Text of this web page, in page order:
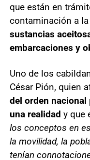
que están en
contaminación a
sustancias
embarcaciones y
Uno de los
César Pión, quien
del orden nacional
una realidad y que
los conceptos en
la movilidad, la
tenían